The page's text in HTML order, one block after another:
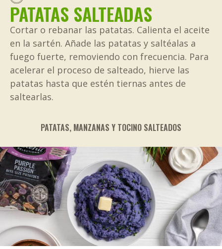
PATATAS SALTEADAS
Cortar o rebanar las patatas. Calienta el aceite
en la sartén. Añade las patatas y saltéalas a
fuego fuerte, removiendo con frecuencia. Para
acelerar el proceso de salteado, hierve las
patatas hasta que estén tiernas antes de
saltearlas.
PATATAS, MANZANAS Y TOCINO SALTEADOS